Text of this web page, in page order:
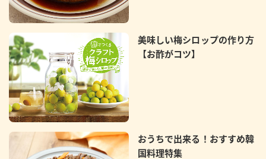
美味しい梅シロップの作り方
【お酢がコツ】
おうちで出来る！おすすめ韓
国料理特集